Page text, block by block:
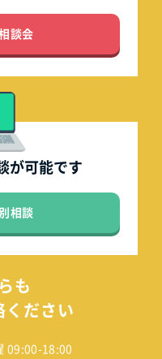
談会
が可能です
相談
も
ください
09:00-18:00